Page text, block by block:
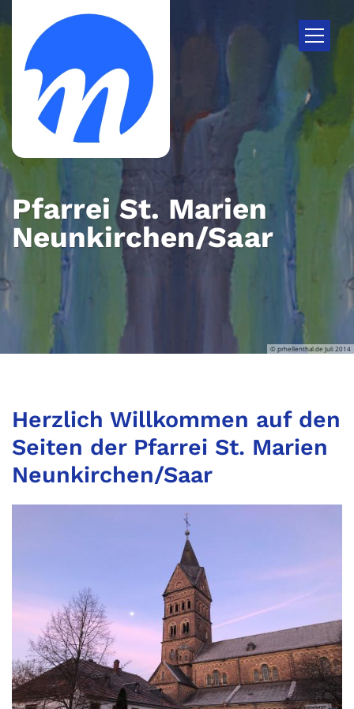
Zum Inhalt springen
© prhellenthal.de Juli 2014
Pfarrei St. Marien
Neunkirchen/Saar
Herzlich Willkommen auf den
Seiten der Pfarrei St. Marien
Neunkirchen/Saar